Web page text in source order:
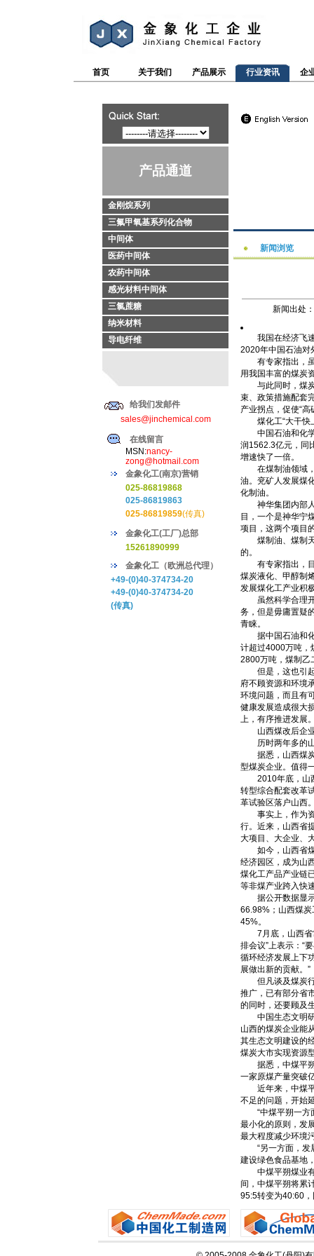
首页 关于我们 产品展示 行业资讯 企
产品通道
金刚烷系列
三氟甲氧基系列化合物
中间体
医药中间体
农药中间体
感光材料中间体
三氯蔗糖
纳米材料
导电纤维
给我们发邮件
sales@jinchemical.com
在线留言
MSN:nancy-
zong@hotmail.com
金象化工(南京)营销
025-86819868
025-86819863
025-86819859(传真)
金象化工(工厂)总部
15261890999
金象化工（欧洲总代理）
+49-(0)40-374734-20
+49-(0)40-374734-20
(传真)
新闻浏览
新闻出处
我国在经济飞速
2020年中国石油对
有专家指出，虽
用我国丰富的煤炭
与此同时，煤炭
束、政策措施配套
产业拐点，促使“高
煤化工“大干快
中国石油和化学
润1562.3亿元，同
增速快了一倍。
在煤制油领域，
油。兖矿人发展煤
化制油。
神华集团内部人
目，一个是神华宁
项目，这两个项目
煤制油、煤制天
的。
有专家指出，目
煤炭液化、甲醇制
发展煤化工产业积
虽然科学合理开
务，但是毋庸置疑
青睐。
据中国石油和化
计超过4000万吨，
2800万吨，煤制乙
但是，这也引起
府不顾资源和环境
环境问题，而且有
健康发展造成很大
上，有序推进发展
山西煤改后企业
历时两年多的山
据悉，山西煤炭
型煤炭企业。值得
2010年底，山西
转型综合配套改革
革试验区落户山西
事实上，作为资
行。近来，山西省
大项目、大企业、
如今，山西省煤
经济园区，成为山
煤化工产品产业链
等非煤产业跨入快
据公开数据显示
66.98%；山西煤
45%。
7月底，山西省常
排会议”上表示：“
循环经济发展上下
展做出新的贡献。”
但凡谈及煤炭行
推广，已有部分省
的同时，还要顾及
中国生态文明研
山西的煤炭企业能
其生态文明建设的
煤炭大市实现资源
据悉，中煤平朔
一家原煤产量突破
近年来，中煤平
不足的问题，开始
“中煤平朔一方面
最小化的原则，发
最大程度减少环境
“另一方面，发展
建设绿色食品基地
中煤平朔煤业有
间，中煤平朔将累
95:5转变为40:60